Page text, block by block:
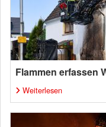
Flammen erfassen
Weiterlesen